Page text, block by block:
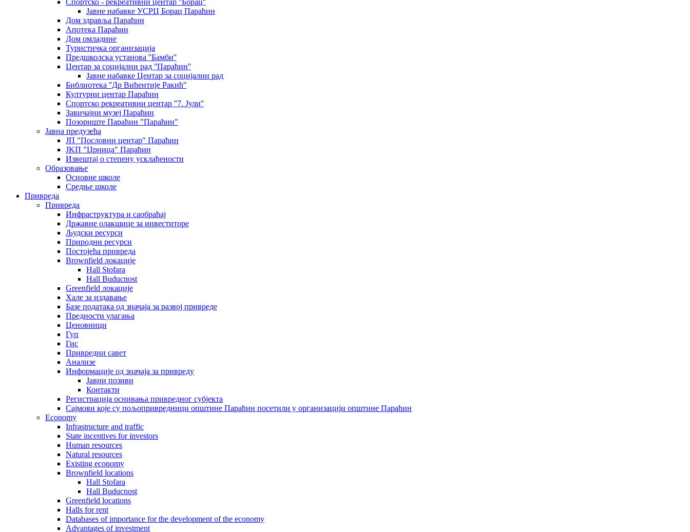
Спортско - рекреативни центар ''Борац''
Јавне набавке УСРЦ Борац Параћин
Дом здравља Параћин
Апотека Параћин
Дом омладине
Туристичка организација
Предшколска установа ''Бамби''
Центар за социјални рад ''Параћин''
Јавне набавке Центар за социјални рад
Библиотека ''Др Вићентије Ракић''
Културни центар Параћин
Спортско рекреативни центар ''7. Јули''
Завичајни музеј Параћин
Позориште Параћин "Параћин"
Јавна предузећа
ЈП "Пословни центар" Параћин
ЈKП "Црница" Параћин
Извештај о степену усклађености
Образовање
Основне школе
Средње школе
Привреда
Привреда
Инфраструктура и саобраћај
Државне олакшице за инвеститоре
Људски ресурси
Природни ресурси
Постојећа привреда
Brownfield локације
Hall Stofara
Hall Buducnost
Greenfield локације
Хале за издавање
Базе података од значаја за развој привреде
Предности улагања
Ценовници
Гуп
Гис
Привредни савет
Aнализе
Информације од значаја за привреду
Јавни позиви
Контакти
Регистрација оснивања привредног субјекта
Сајмови које су пољопривредници општине Параћин посетили у организацији општине Параћин
Economy
Infrastructure and traffic
State incentives for investors
Human resources
Natural resources
Existing economy
Brownfield locations
Hall Stofara
Hall Buducnost
Greenfield locations
Halls for rent
Databases of importance for the development of the economy
Advantages of investment